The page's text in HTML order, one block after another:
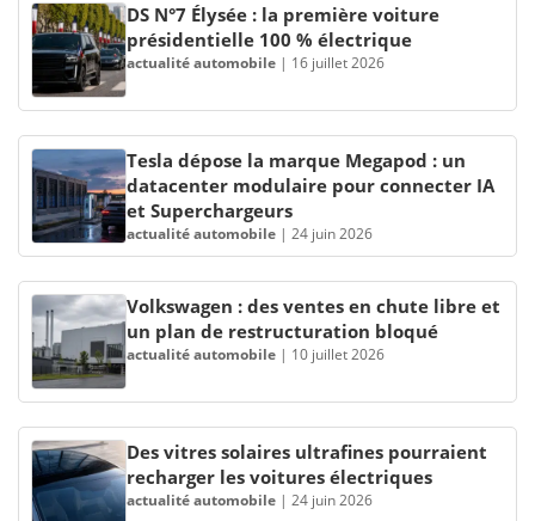
DS N°7 Élysée : la première voiture
présidentielle 100 % électrique
actualité automobile | 16 juillet 2026
Tesla dépose la marque Megapod : un
datacenter modulaire pour connecter IA
et Superchargeurs
actualité automobile | 24 juin 2026
Volkswagen : des ventes en chute libre et
un plan de restructuration bloqué
actualité automobile | 10 juillet 2026
Des vitres solaires ultrafines pourraient
recharger les voitures électriques
actualité automobile | 24 juin 2026